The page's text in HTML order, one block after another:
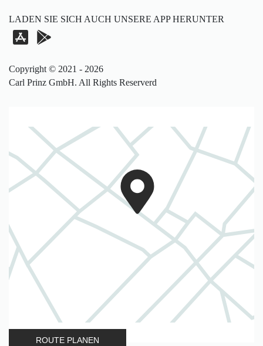
LADEN SIE SICH AUCH UNSERE APP HERUNTER
Copyright © 2021 - 2026
Carl Prinz GmbH. All Rights Reserverd
ROUTE PLANEN